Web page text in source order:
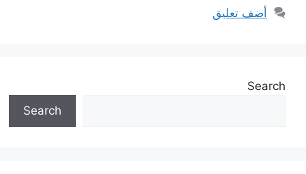
أضف تعليق
Search
Search